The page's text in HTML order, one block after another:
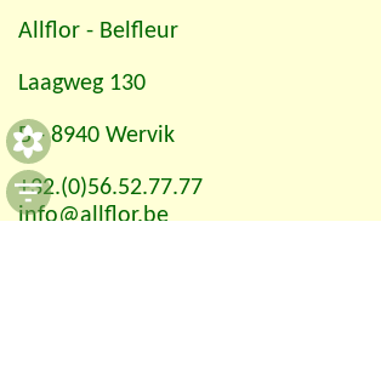
Allflor - Belfleur
Laagweg 130
B - 8940 Wervik
+32.(0)56.52.77.77
info@allflor.be